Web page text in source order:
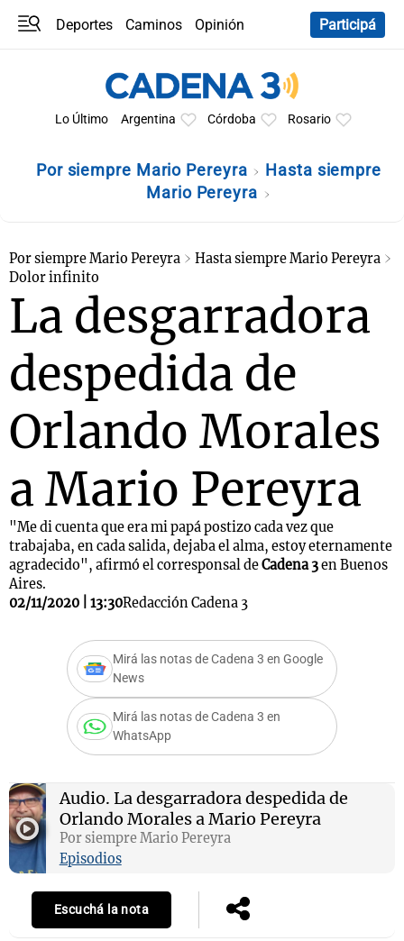
Deportes Caminos
Opinión
Participá
Lo Último Argentina Córdoba Rosario
Por siempre Mario Pereyra
Hasta siempre
Mario Pereyra
Por siempre Mario Pereyra
Hasta siempre Mario Pereyra
Dolor infinito
La desgarradora
despedida de
Orlando Morales
a Mario Pereyra
"Me di cuenta que era mi papá postizo cada vez que
trabajaba, en cada salida, dejaba el alma, estoy eternamente
agradecido", afirmó el corresponsal deCadena 3en Buenos
Aires.
02/11/2020 | 13:30Redacción Cadena 3
Mirá las notas de Cadena 3 en Google
News
Mirá las notas de Cadena 3 en
WhatsApp
Audio. La desgarradora despedida de
Orlando Morales a Mario Pereyra
Por siempre Mario Pereyra
Episodios
Escuchá la nota
Notas